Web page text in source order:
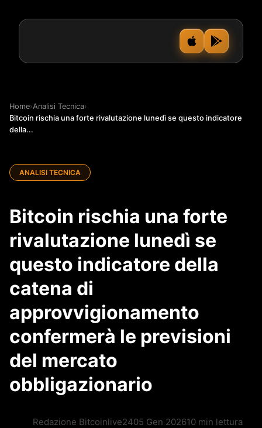
Home›Analisi Tecnica›
Bitcoin rischia una forte rivalutazione lunedì se questo indicatore
della...
ANALISI TECNICA
Bitcoin rischia una forte
rivalutazione lunedì se
questo indicatore della
catena di
approvvigionamento
confermerà le previsioni
del mercato
obbligazionario
Redazione Bitcoinlive2405 Gen 202610 min lettura